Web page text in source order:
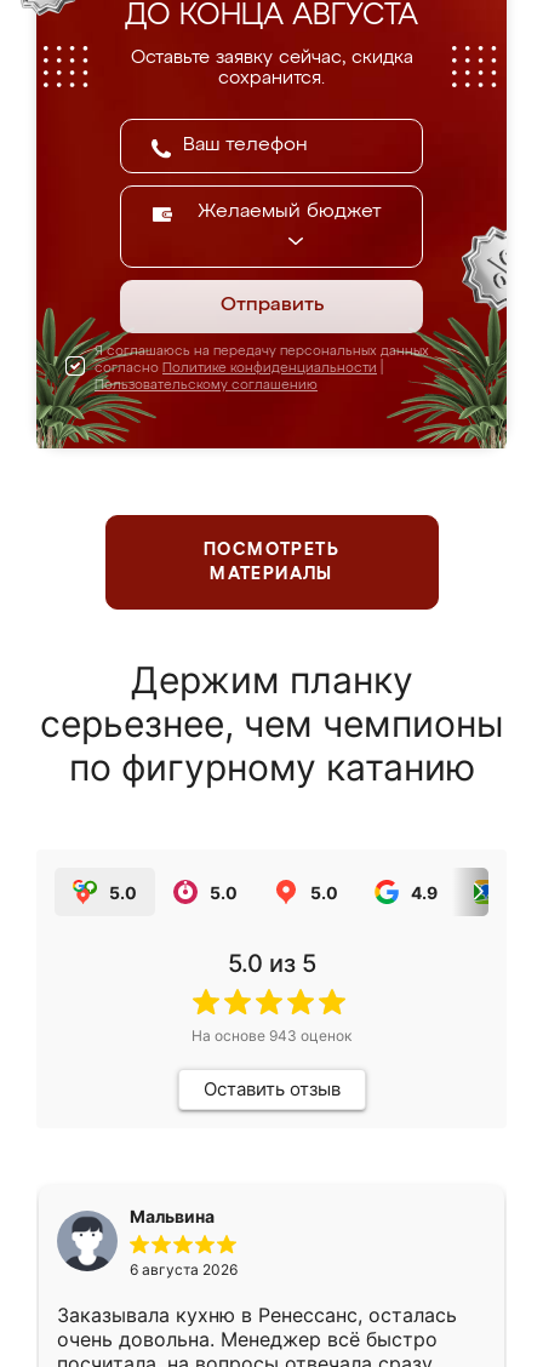
ДО КОНЦА АВГУСТА
Оставьте заявку сейчас, скидка
сохранится.
Желаемый бюджет
Отправить
Я соглашаюсь на передачу персональных данных
согласно Политике конфиденциальности
Пользовательскому соглашению
ПОСМОТРЕТЬ
МАТЕРИАЛЫ
Держим планку
серьезнее, чем чемпионы
по фигурному катанию
5.0 5.0 5.0 4.9
5.0 из 5
На основе 943 оценок
Оставить отзыв
Мальвина
6 августа 2026
Заказывала кухню в Ренессанс, осталась
очень довольна. Менеджер всё быстро